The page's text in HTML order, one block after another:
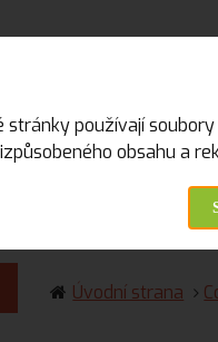
stránky používají
obsahu a
Úvodní strana